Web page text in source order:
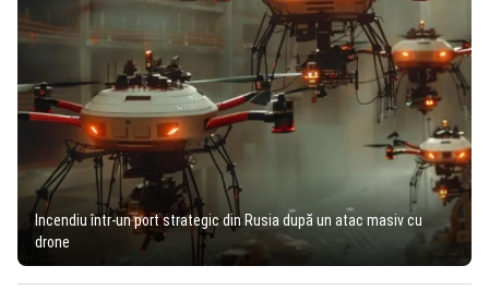
Incendiu într-un port strategic din Rusia după un atac masiv cu
drone